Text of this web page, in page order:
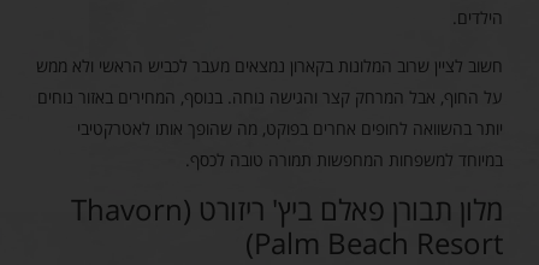
הילדים.
חשוב לציין שרוב המלונות בקארון נמצאים מעבר לכביש הראשי ולא ממש
על החוף, אבל המרחק קצר והגישה נוחה. בנוסף, המחירים באזור נוחים
יותר בהשוואה לחופים אחרים בפוקט, מה שהופך אותו לאטרקטיבי
במיוחד למשפחות המחפשות תמורה טובה לכסף.
מלון תבורן פאלם ביץ' ריזורט (Thavorn
Palm Beach Resort)